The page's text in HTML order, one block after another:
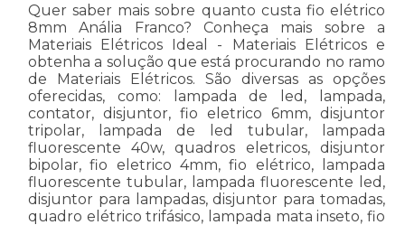
Quer saber mais sobre quanto custa fio elétrico
8mm Anália Franco? Conheça mais sobre a
Materiais Elétricos Ideal - Materiais Elétricos e
obtenha a solução que está procurando no ramo
de Materiais Elétricos. São diversas as opções
oferecidas, como: lampada de led, lampada,
contator, disjuntor, fio eletrico 6mm, disjuntor
tripolar, lampada de led tubular, lampada
fluorescente 40w, quadros eletricos, disjuntor
bipolar, fio eletrico 4mm, fio elétrico, lampada
fluorescente tubular, lampada fluorescente led,
disjuntor para lampadas, disjuntor para tomadas,
quadro elétrico trifásico, lampada mata inseto, fio